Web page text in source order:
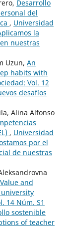
Desarrollo
del
, Universidad
la
nuestras
Uzun, An
habits with
Vol. 12
desafíos
Alina Alfonso
, Universidad
por el
de nuestras
Value and
14 Núm. S1
sostenible
of teacher